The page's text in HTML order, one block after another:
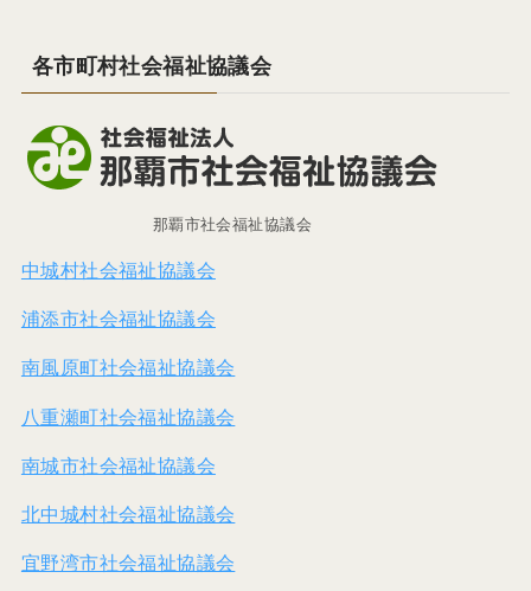
各市町村社会福祉協議会
那覇市社会福祉協議会
中城村社会福祉協議会
浦添市社会福祉協議会
南風原町社会福祉協議会
八重瀬町社会福祉協議会
南城市社会福祉協議会
北中城村社会福祉協議会
宜野湾市社会福祉協議会